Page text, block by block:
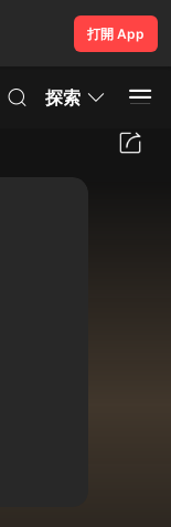
打開 App
探索